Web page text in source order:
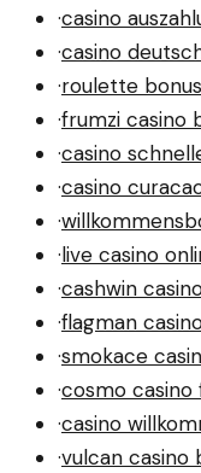
·casino
·casino
·roulette
·frumzi casino
·casino
·casino
·
·live casino
·cashwin
·flagman
·smokace
·cosmo casino
·casino
·vulcan casino